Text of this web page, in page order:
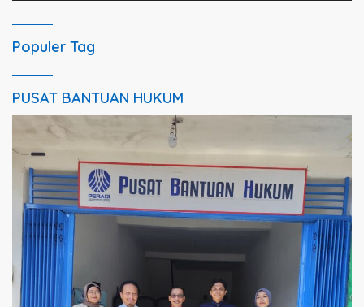
Populer Tag
PUSAT BANTUAN HUKUM